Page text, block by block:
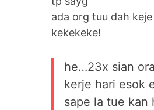
ada org tuu dah keje
kekekeke!
he…23x sian
kerje hari esok
sape la tue kan